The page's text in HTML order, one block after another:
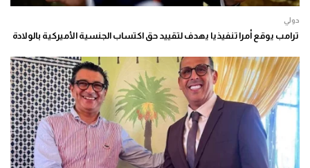
دولي
ترامب يوقع أمرا تنفيذيا يهدف لتقييد حق اكتساب الجنسية الأميركية بالولادة